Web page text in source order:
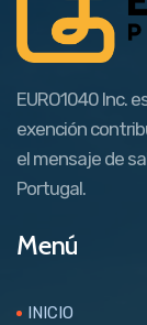
EURO1040 Inc.
exención
el mensaje de
Portugal.
Menú
INICIO